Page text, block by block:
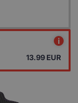
i
13.99 EUR